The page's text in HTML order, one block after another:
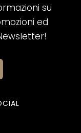
su
ed